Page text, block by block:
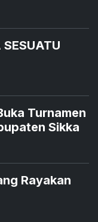
Turnamen
Sikka
Rayakan